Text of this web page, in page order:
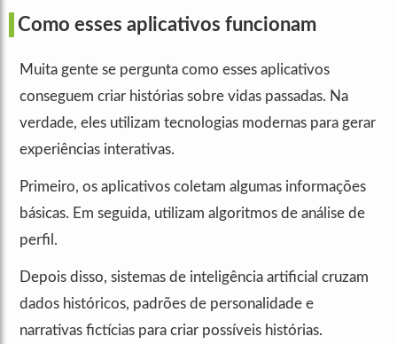
Como esses aplicativos funcionam
Muita gente se pergunta como esses aplicativos
conseguem criar histórias sobre vidas passadas. Na
verdade, eles utilizam tecnologias modernas para gerar
experiências interativas.
Primeiro, os aplicativos coletam algumas informações
básicas. Em seguida, utilizam algoritmos de análise de
perfil.
Depois disso, sistemas de inteligência artificial cruzam
dados históricos, padrões de personalidade e
narrativas fictícias para criar possíveis histórias.